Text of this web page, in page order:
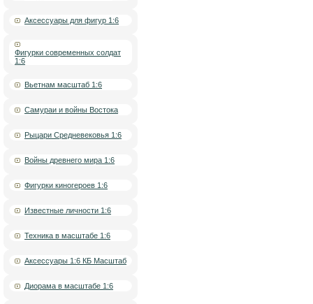
Аксессуары для фигур 1:6
Фигурки современных солдат
1:6
Вьетнам масштаб 1:6
Самураи и войны Востока
Рыцари Средневековья 1:6
Войны древнего мира 1:6
Фигурки киногероев 1:6
Известные личности 1:6
Техника в масштабе 1:6
Аксессуары 1:6 КБ Масштаб
Диорама в масштабе 1:6